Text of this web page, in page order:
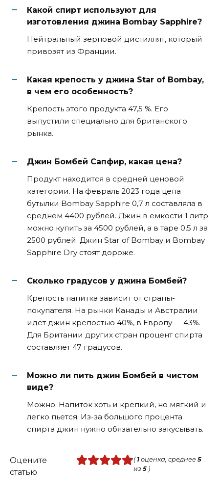
Какой спирт используют для
изготовления джина Bombay Sapphire?
Нейтральный зерновой дистиллят, который
привозят из Франции.
Какая крепость у джина Star of Bombay,
в чем его особенность?
Крепость этого продукта 47,5 %. Его
выпустили специально для британского
рынка.
Джин Бомбей Сапфир, какая цена?
Продукт находится в средней ценовой
категории. На февраль 2023 года цена
бутылки Bombay Sapphire 0,7 л составляла в
среднем 4400 рублей. Джин в емкости 1 литр
можно купить за 4500 рублей, а в таре 0,5 л за
2500 рублей. Джин Star of Bombay и Bombay
Sapphire Dry стоят дороже.
Сколько градусов у джина Бомбей?
Крепость напитка зависит от страны-
покупателя. На рынки Канады и Австралии
идет джин крепостью 40%, в Европу — 43%.
Для Британии других стран процент спирта
составляет 47 градусов.
Можно ли пить джин Бомбей в чистом
виде?
Можно. Напиток хоть и крепкий, но мягкий и
легко пьется. Из-за большого процента
спирта джин нужно обязательно закусывать.
Оцените
статью
( 1оценка, среднее 5
из 5)